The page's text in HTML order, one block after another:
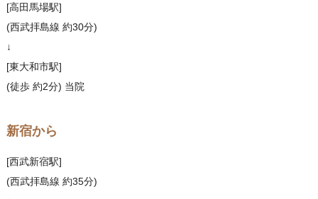
[高田馬場駅]
(西武拝島線 約30分)
↓
[東大和市駅]
(徒歩 約2分) 当院
新宿から
[西武新宿駅]
(西武拝島線 約35分)